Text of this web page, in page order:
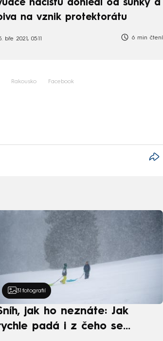
nacistů dohlédl od šunky a
na vznik protektorátu
bře 2021, 05:11 6 min čtení
Rakousko Facebook
31 fotografií
jak ho neznáte: Jak
padá i z čeho se